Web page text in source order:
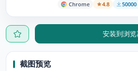
Chrome 4.8
安装到浏览
截图预览